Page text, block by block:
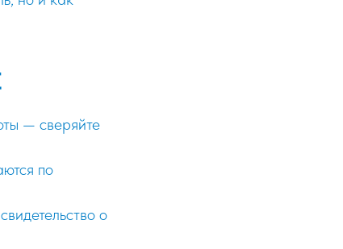
— сверяйте
по
о